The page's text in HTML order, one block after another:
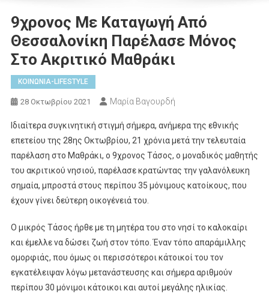
9χρονος Με Καταγωγή Από
Θεσσαλονίκη Παρέλασε Μόνος
Στο Ακριτικό Μαθράκι
ΚΟΙΝΩΝΙΑ-LIFESTYLE
28 Οκτωβρίου 2021 Μαρία Βαγουρδή
Ιδιαίτερα συγκινητική στιγμή σήμερα, ανήμερα της εθνικής
επετείου της 28ης Οκτωβρίου, 21 χρόνια μετά την τελευταία
παρέλαση στο Μαθράκι, ο 9χρονος Τάσος, ο μοναδικός μαθητής
του ακριτικού νησιού, παρέλασε κρατώντας την γαλανόλευκη
σημαία, μπροστά στους περίπου 35 μόνιμους κατοίκους, που
έχουν γίνει δεύτερη οικογένειά του.
Ο μικρός Τάσος ήρθε με τη μητέρα του στο νησί το καλοκαίρι
και έμελλε να δώσει ζωή στον τόπο. Έναν τόπο απαράμιλλης
ομορφιάς, που όμως οι περισσότεροι κάτοικοί του τον
εγκατέλειψαν λόγω μετανάστευσης και σήμερα αριθμούν
περίπου 30 μόνιμοι κάτοικοι και αυτοί μεγάλης ηλικίας.